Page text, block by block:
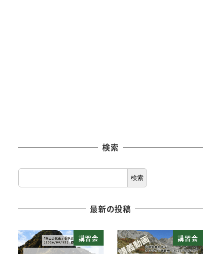
検索
索
検索
最新の投稿
講習会 講習会